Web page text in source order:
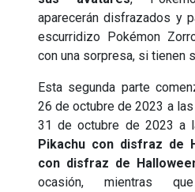
aparecerán disfrazados y
escurridizo Pokémon
con una sorpresa, si tienen
Esta segunda parte
26 de octubre de 2023 a
31 de octubre de 2023 a
Pikachu con disfraz de
con disfraz de
ocasión, mientras